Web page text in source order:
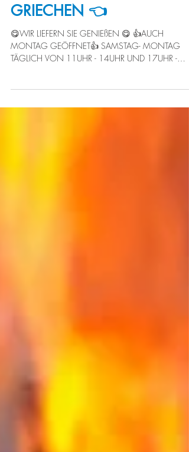
DER GRIECHE KAMENZ
1 Min. Lesezeit
👉PFINGSTEN BEIM
GRIECHEN 👈
TÄGLICH VON 11UHR - 14UHR UND 17UHR -